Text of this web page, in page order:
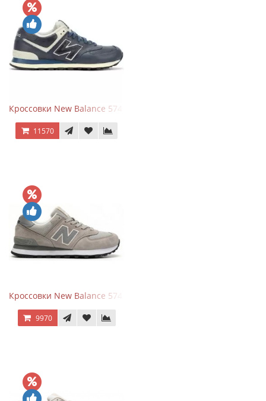
Кроссовки New Balance 574 Classic Blue White Leather
11570
Кроссовки New Balance 574 Silver Summer Fog
9970